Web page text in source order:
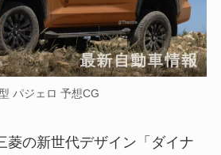
パジェロ 予想CG
菱の新世代デザイン「ダイナ